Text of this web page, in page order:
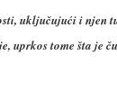
uključujući i njen
uprkos tome šta je